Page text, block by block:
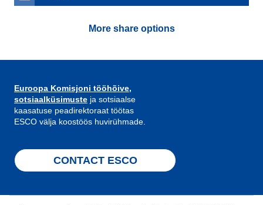
More share options
Euroopa Komisjoni tööhõive,
sotsiaalküsimuste ja sotsiaalse
kaasatuse peadirektoraat töötas
ESCO välja koostöös huvirühmade.
CONTACT ESCO